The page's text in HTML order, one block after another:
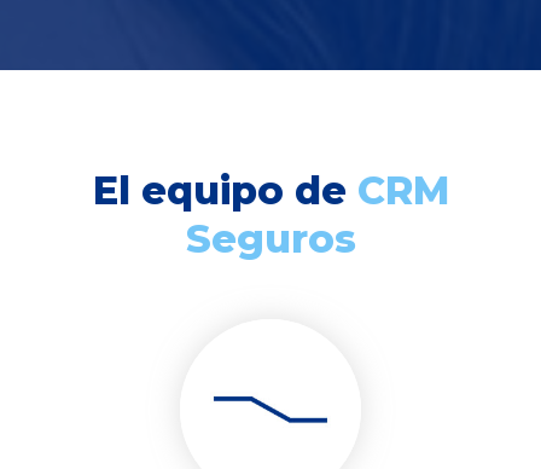
El equipo de CRM
Seguros